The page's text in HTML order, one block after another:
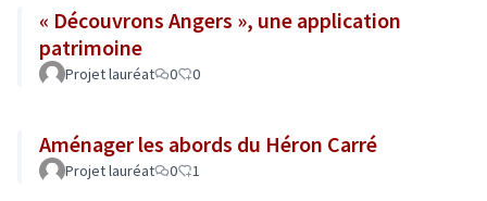
« Découvrons Angers », une application
patrimoine
Projet lauréat 0 0
Aménager les abords du Héron Carré
Projet lauréat 0 1